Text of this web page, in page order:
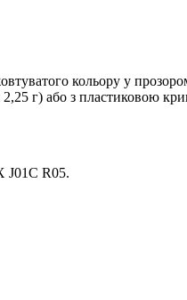
кольору у
г) або з пластиковою
J01C R05.